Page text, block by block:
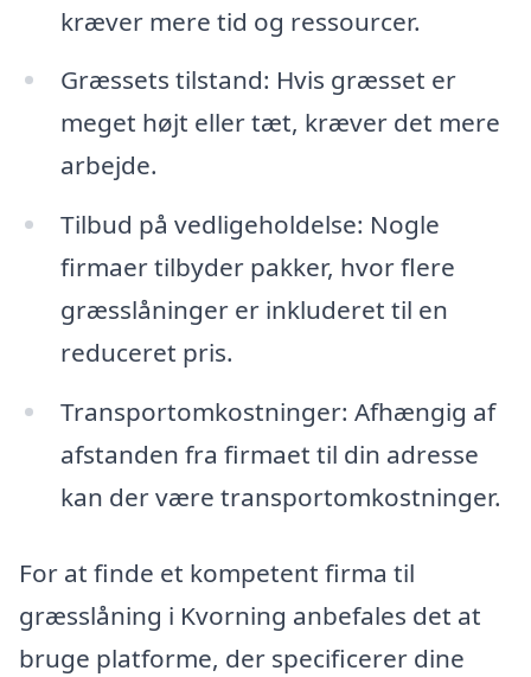
kræver mere tid og ressourcer.
Græssets tilstand: Hvis græsset er
meget højt eller tæt, kræver det mere
arbejde.
Tilbud på vedligeholdelse: Nogle
firmaer tilbyder pakker, hvor flere
græsslåninger er inkluderet til en
reduceret pris.
Transportomkostninger: Afhængig af
afstanden fra firmaet til din adresse
kan der være transportomkostninger.
For at finde et kompetent firma til
græsslåning i Kvorning anbefales det at
bruge platforme, der specificerer dine